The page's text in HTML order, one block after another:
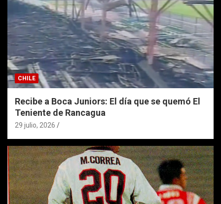
CHILE
Recibe a Boca Juniors: El día que se quemó El
Teniente de Rancagua
29 julio, 2026